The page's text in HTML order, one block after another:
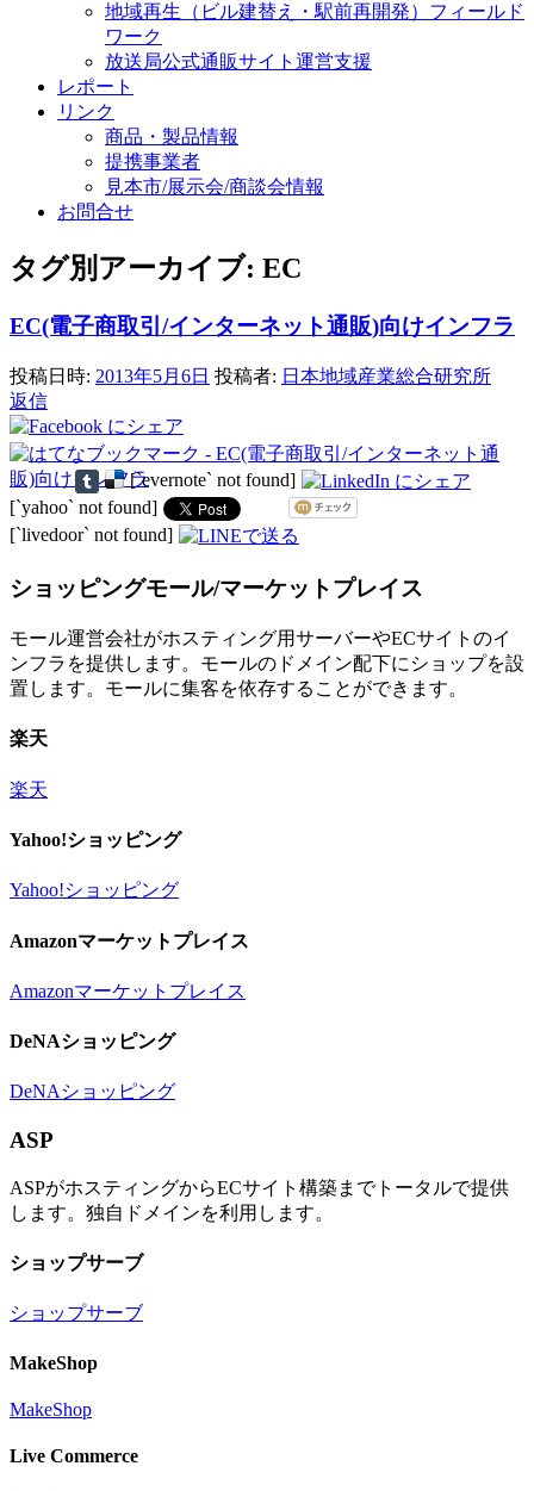
地域再生（ビル建替え・駅前再開発）フィールド
ワーク
放送局公式通販サイト運営支援
レポート
リンク
商品・製品情報
提携事業者
見本市/展示会/商談会情報
お問合せ
タグ別アーカイブ: EC
EC(電子商取引/インターネット通販)向けインフラ
投稿日時: 2013年5月6日 投稿者: 日本地域産業総合研究所
返信
[`evernote` not found]
[`yahoo` not found]
[`livedoor` not found]
ショッピングモール/マーケットプレイス
モール運営会社がホスティング用サーバーやECサイトのイ
ンフラを提供します。モールのドメイン配下にショップを設
置します。モールに集客を依存することができます。
楽天
楽天
Yahoo!ショッピング
Yahoo!ショッピング
Amazonマーケットプレイス
Amazonマーケットプレイス
DeNAショッピング
DeNAショッピング
ASP
ASPがホスティングからECサイト構築までトータルで提供
します。独自ドメインを利用します。
ショップサーブ
ショップサーブ
MakeShop
MakeShop
Live Commerce